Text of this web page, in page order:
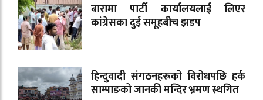
बारामा पार्टी कार्यालयलाई लिएर
कांग्रेसका दुई समूहबीच झडप
हिन्दुवादी संगठनहरूको विरोधपछि हर्क
साम्पाङको जानकी मन्दिर भ्रमण स्थगित